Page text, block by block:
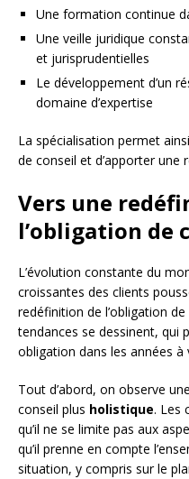
Une formation continue
Une veille juridique
et jurisprudentielles
Le développement d’un
domaine d’expertise
La spécialisation permet
de conseil et d’apporter une
Vers une
l’obligation de
L’évolution constante du
croissantes des clients
redéfinition de l’obligation
tendances se dessinent, qui
obligation dans les années à
Tout d’abord, on observe
conseil plus holistique. Les
qu’il ne se limite pas aux
qu’il prenne en compte
situation, y compris sur le